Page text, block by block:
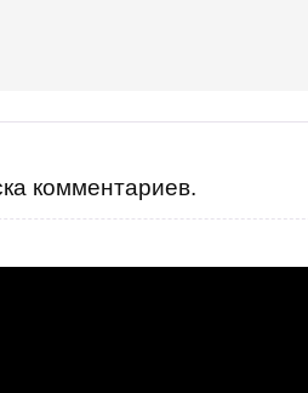
комментариев.